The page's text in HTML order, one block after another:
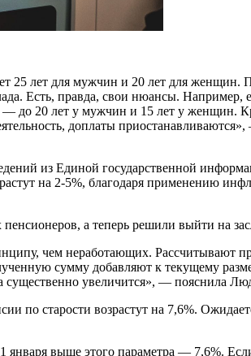
25 лет для мужчин и 20 лет для
Есть, правда, свои нюансы.
— до 20 лет у мужчин и 15 лет у женщин.
доплаты
из Единой государственной
на 2-5%, благодаря применению
а теперь решили выйти на
чем неработающих. Рассчитывают
сумму добавляют к текущему
существенно увеличится», — пояснила
по старости возрастут на 7,6%.
выше этого параметра — 7,6%.